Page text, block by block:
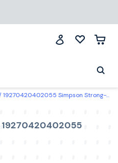
19270420402055 Simpson Strong-Tie Gipsskrue TRE, QUICKDRIVE 3,2 x 40 mm, 2500-pakning
19270420402055